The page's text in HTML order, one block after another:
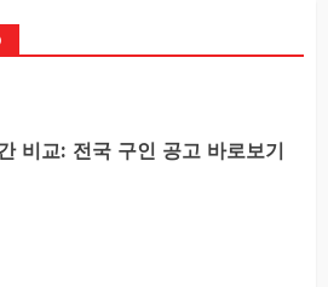
비교: 전국 구인 공고 바로보기